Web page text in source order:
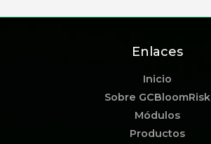
Enlaces
Inicio
Sobre GCBloomRisk
Módulos
Productos